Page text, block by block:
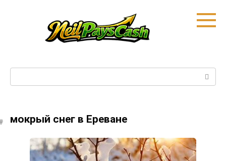
мокрый снег в Ереване